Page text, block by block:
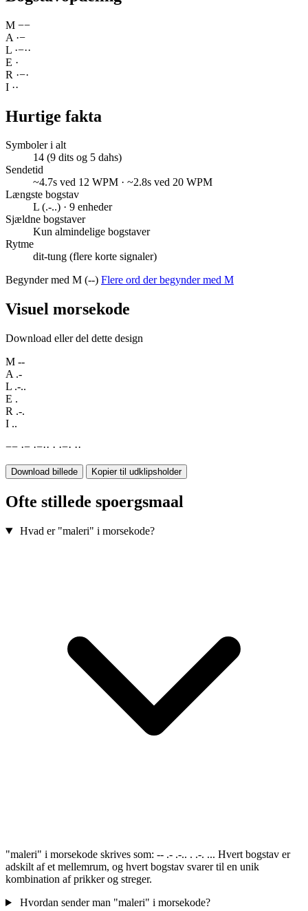
M −−
A ·−
L ·−··
E ·
R ·−·
I ··
Hurtige fakta
Symboler i alt
14 (9 dits og 5 dahs)
Sendetid
~4.7s ved 12 WPM · ~2.8s ved 20 WPM
Længste bogstav
L (.-..) · 9 enheder
Sjældne bogstaver
Kun almindelige bogstaver
Rytme
dit-tung (flere korte signaler)
Begynder med M (--) Flere ord der begynder med M
Visuel morsekode
Download eller del dette design
M --
A .-
L .-..
E .
R .-.
I ..
−− ·− ·−·· · ·−· ··
Download billede Kopier til udklipsholder
Ofte stillede spoergsmaal
Hvad er "maleri" i morsekode?
"maleri" i morsekode skrives som: -- .- .-.. . .-. ... Hvert bogstav er
adskilt af et mellemrum, og hvert bogstav svarer til en unik
kombination af prikker og streger.
Hvordan sender man "maleri" i morsekode?